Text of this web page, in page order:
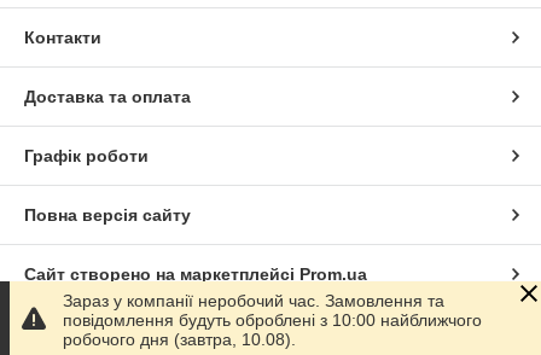
Контакти
Доставка та оплата
Графік роботи
Повна версія сайту
Сайт створено на маркетплейсі Prom.ua
Політика конфіденційності
Зараз у компанії неробочий час. Замовлення та
повідомлення будуть оброблені з 10:00 найближчого
робочого дня (завтра, 10.08).